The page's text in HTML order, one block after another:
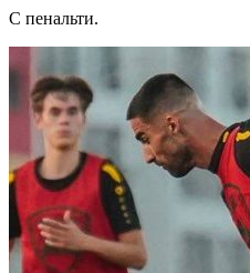
С пенальти.